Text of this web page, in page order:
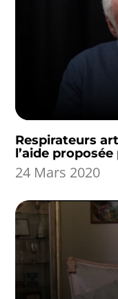
Respirateurs
l’aide
24 Mars 2020